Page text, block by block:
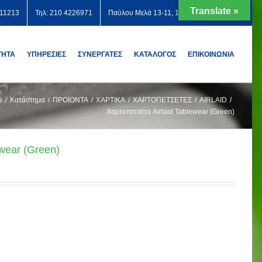
Τηλ: 210 4226971 Παύλου Μελά 13-11, 12131 Περιστέρι
ΥΠΗΡΕΣΙΕΣ ΣΥΝΕΡΓΑΤΕΣ ΚΑΤΑΛΟΓΟΣ ΕΠΙΚΟΙΝΩΝΙΑ
/ Κατάστημα / ΠΡΟΪΟΝΤΑ / ΧΑΡΤΙΚΑ / ΧΑΡΤΟΠΕΤΣΕΤΕΣ / AIRLAID /
Χαρτοπετσέτα Airlaid Tablewear (Green)
(Green)
Translate »